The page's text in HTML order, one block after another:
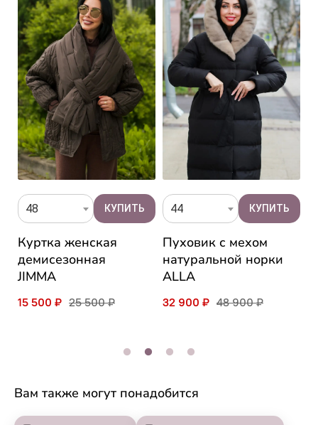
48
Куртка женская
демисезонная
JIMMA
15 500 ₽ 25 500 ₽
44
Пуховик с мехом
натуральной норки
ALLA
32 900 ₽ 48 900 ₽
Вам также могут понадобится